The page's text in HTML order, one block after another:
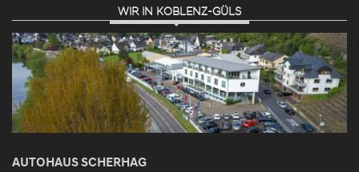
WIR IN KOBLENZ-GÜLS
AUTOHAUS SCHERHAG